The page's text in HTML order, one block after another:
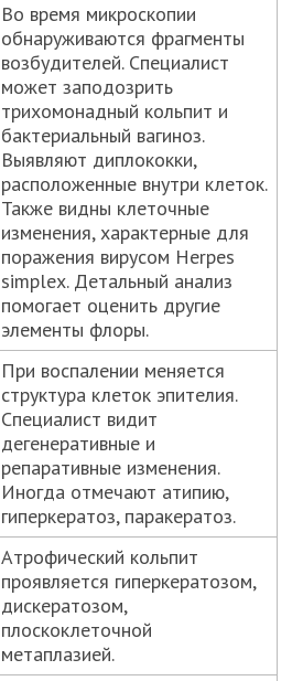
Во время микроскопии
обнаруживаются фрагменты
возбудителей. Специалист
может заподозрить
трихомонадный кольпит и
бактериальный вагиноз.
Выявляют диплококки,
расположенные внутри клеток.
Также видны клеточные
изменения, характерные для
поражения вирусом Herpes
simplex. Детальный анализ
помогает оценить другие
элементы флоры.
При воспалении меняется
структура клеток эпителия.
Специалист видит
дегенеративные и
репаративные изменения.
Иногда отмечают атипию,
гиперкератоз, паракератоз.
Атрофический кольпит
проявляется гиперкератозом,
дискератозом,
плоскоклеточной
метаплазией.